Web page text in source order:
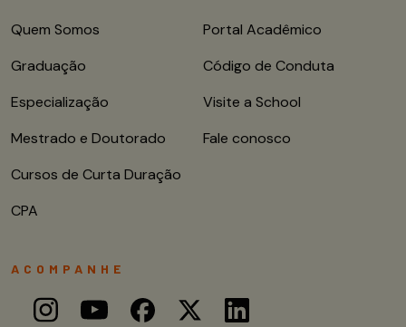
Quem Somos
Graduação
Especialização
Mestrado e Doutorado
Cursos de Curta Duração
CPA
Portal Acadêmico
Código de Conduta
Visite a School
Fale conosco
ACOMPANHE